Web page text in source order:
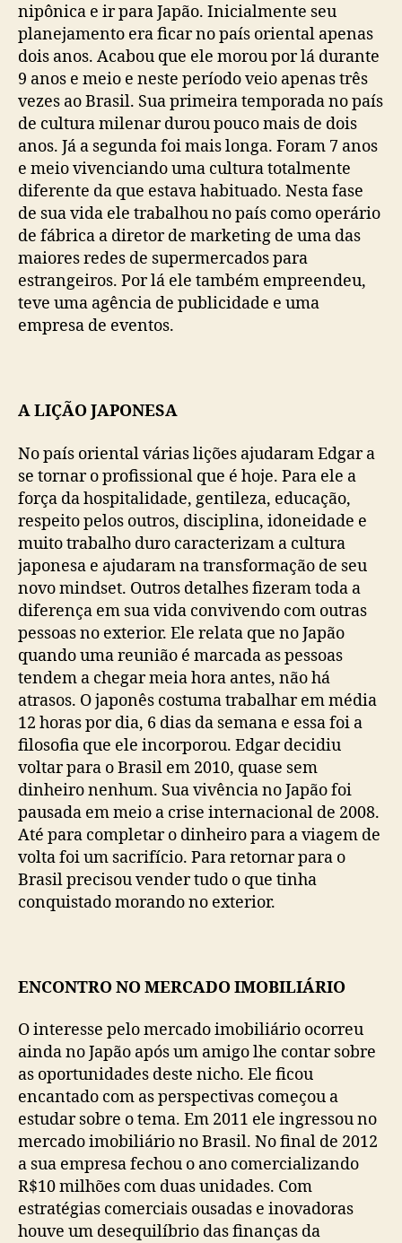
nipônica e ir para Japão. Inicialmente seu
planejamento era ficar no país oriental apenas
dois anos. Acabou que ele morou por lá durante
9 anos e meio e neste período veio apenas três
vezes ao Brasil. Sua primeira temporada no país
de cultura milenar durou pouco mais de dois
anos. Já a segunda foi mais longa. Foram 7 anos
e meio vivenciando uma cultura totalmente
diferente da que estava habituado. Nesta fase
de sua vida ele trabalhou no país como operário
de fábrica a diretor de marketing de uma das
maiores redes de supermercados para
estrangeiros. Por lá ele também empreendeu,
teve uma agência de publicidade e uma
empresa de eventos.
A LIÇÃO JAPONESA
No país oriental várias lições ajudaram Edgar a
se tornar o profissional que é hoje. Para ele a
força da hospitalidade, gentileza, educação,
respeito pelos outros, disciplina, idoneidade e
muito trabalho duro caracterizam a cultura
japonesa e ajudaram na transformação de seu
novo mindset. Outros detalhes fizeram toda a
diferença em sua vida convivendo com outras
pessoas no exterior. Ele relata que no Japão
quando uma reunião é marcada as pessoas
tendem a chegar meia hora antes, não há
atrasos. O japonês costuma trabalhar em média
12 horas por dia, 6 dias da semana e essa foi a
filosofia que ele incorporou. Edgar decidiu
voltar para o Brasil em 2010, quase sem
dinheiro nenhum. Sua vivência no Japão foi
pausada em meio a crise internacional de 2008.
Até para completar o dinheiro para a viagem de
volta foi um sacrifício. Para retornar para o
Brasil precisou vender tudo o que tinha
conquistado morando no exterior.
ENCONTRO NO MERCADO IMOBILIÁRIO
O interesse pelo mercado imobiliário ocorreu
ainda no Japão após um amigo lhe contar sobre
as oportunidades deste nicho. Ele ficou
encantado com as perspectivas começou a
estudar sobre o tema. Em 2011 ele ingressou no
mercado imobiliário no Brasil. No final de 2012
a sua empresa fechou o ano comercializando
R$10 milhões com duas unidades. Com
estratégias comerciais ousadas e inovadoras
houve um desequilíbrio das finanças da